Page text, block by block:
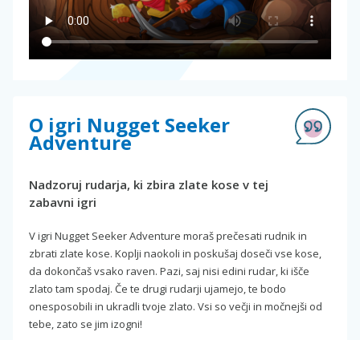
O igri Nugget Seeker
Adventure
Nadzoruj rudarja, ki zbira zlate kose v tej
zabavni igri
V igri Nugget Seeker Adventure moraš prečesati rudnik in
zbrati zlate kose. Koplji naokoli in poskušaj doseči vse kose,
da dokončaš vsako raven. Pazi, saj nisi edini rudar, ki išče
zlato tam spodaj. Če te drugi rudarji ujamejo, te bodo
onesposobili in ukradli tvoje zlato. Vsi so večji in močnejši od
tebe, zato se jim izogni!